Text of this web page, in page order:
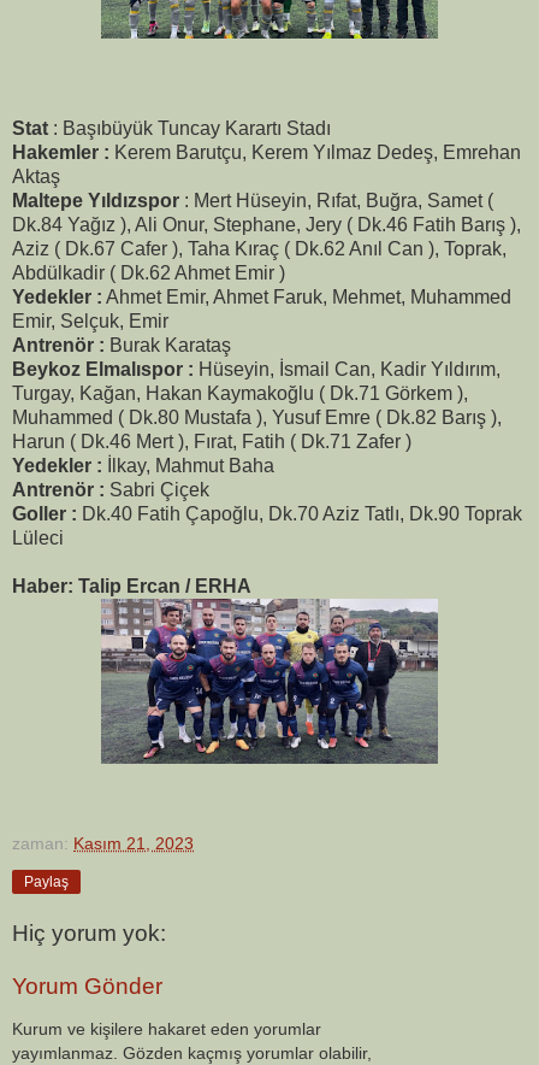
Stat : Başıbüyük Tuncay Karartı Stadı
Hakemler : Kerem Barutçu, Kerem Yılmaz Dedeş, Emrehan
Aktaş
Maltepe Yıldızspor : Mert Hüseyin, Rıfat, Buğra, Samet (
Dk.84 Yağız ), Ali Onur, Stephane, Jery ( Dk.46 Fatih Barış ),
Aziz ( Dk.67 Cafer ), Taha Kıraç ( Dk.62 Anıl Can ), Toprak,
Abdülkadir ( Dk.62 Ahmet Emir )
Yedekler : Ahmet Emir, Ahmet Faruk, Mehmet, Muhammed
Emir, Selçuk, Emir
Antrenör : Burak Karataş
Beykoz Elmalıspor : Hüseyin, İsmail Can, Kadir Yıldırım,
Turgay, Kağan, Hakan Kaymakoğlu ( Dk.71 Görkem ),
Muhammed ( Dk.80 Mustafa ), Yusuf Emre ( Dk.82 Barış ),
Harun ( Dk.46 Mert ), Fırat, Fatih ( Dk.71 Zafer )
Yedekler : İlkay, Mahmut Baha
Antrenör : Sabri Çiçek
Goller : Dk.40 Fatih Çapoğlu, Dk.70 Aziz Tatlı, Dk.90 Toprak
Lüleci
Haber: Talip Ercan / ERHA
zaman: Kasım 21, 2023
Paylaş
Hiç yorum yok:
Yorum Gönder
Kurum ve kişilere hakaret eden yorumlar
yayımlanmaz. Gözden kaçmış yorumlar olabilir,